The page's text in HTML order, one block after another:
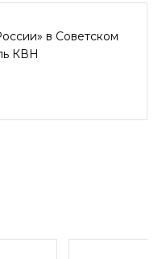
в Советском
КВН